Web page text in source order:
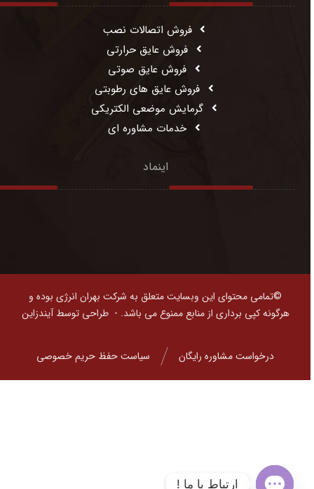
فروش اتصالات نصب
فروش عایق حرارتی
فروش عایق صوتی
فروش عایق های رطوبتی
گرمایش موضعی الکتریکی
خدمات مشاوره ای
اینماد
©تمامی محتوای این وبسایت متعلق به شرکت بهران انرژی بوده و
هرگونه کپی برداری از منابع ممنوع می باشد. -طراحی توسط آیندزاین
سیاست حفظ حریم خصوصی درخواست مشاوره رایگان
ارتباط با ما !